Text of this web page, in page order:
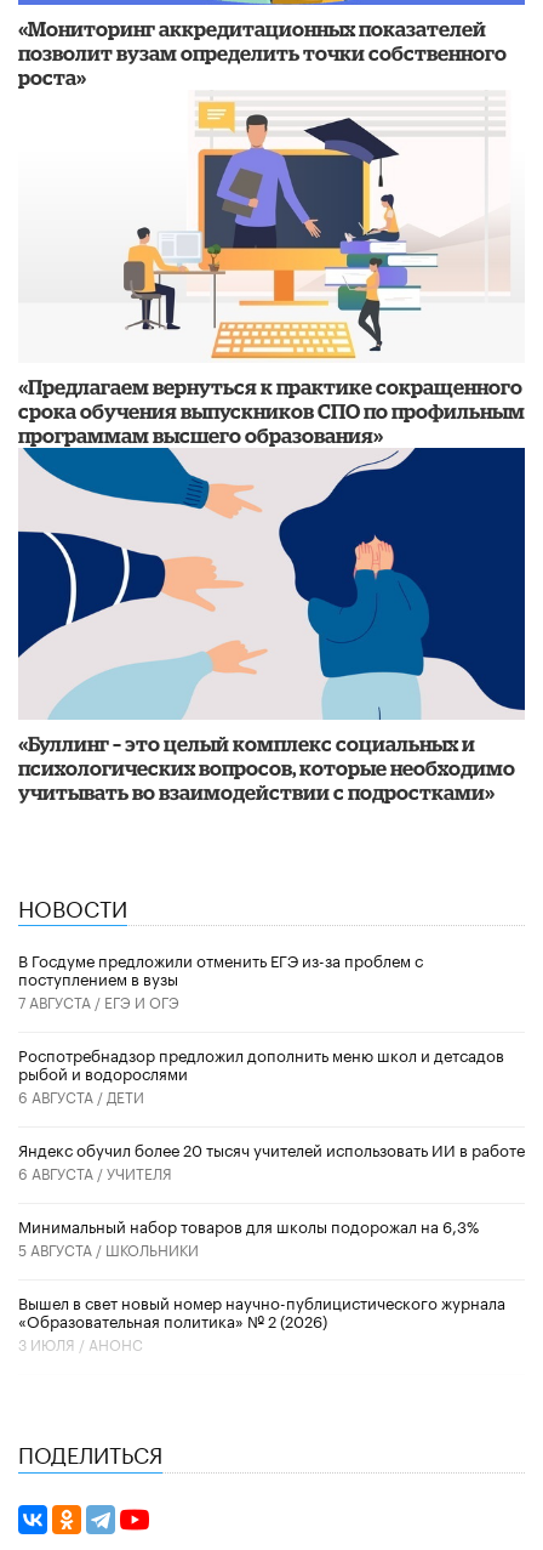
«Мониторинг аккредитационных показателей
позволит вузам определить точки собственного
роста»
«Предлагаем вернуться к практике сокращенного
срока обучения выпускников СПО по профильным
программам высшего образования»
«Буллинг – это целый комплекс социальных и
психологических вопросов, которые необходимо
учитывать во взаимодействии с подростками»
НОВОСТИ
В Госдуме предложили отменить ЕГЭ из-за проблем с
поступлением в вузы
7 АВГУСТА / ЕГЭ И ОГЭ
Роспотребнадзор предложил дополнить меню школ и детсадов
рыбой и водорослями
6 АВГУСТА / ДЕТИ
​Яндекс обучил более 20 тысяч учителей использовать ИИ в работе
6 АВГУСТА /УЧИТЕЛЯ
Минимальный набор товаров для школы подорожал на 6,3%
5 АВГУСТА / ШКОЛЬНИКИ
Вышел в свет новый номер научно-публицистического журнала
«Образовательная политика» № 2 (2026)
3 ИЮЛЯ / АНОНС
ПОДЕЛИТЬСЯ